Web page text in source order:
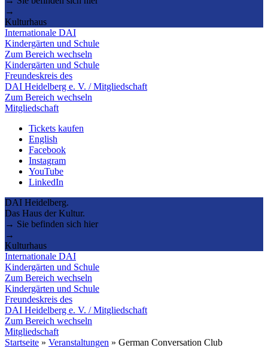
→
Kulturhaus
Internationale DAI
Kindergärten und Schule
Zum Bereich wechseln
Kindergärten und Schule
Freundeskreis des
DAI Heidelberg e. V. / Mitgliedschaft
Zum Bereich wechseln
Mitgliedschaft
Tickets kaufen
English
Facebook
Instagram
YouTube
LinkedIn
DAI Heidelberg.
Das Haus der Kultur.
→ Sie befinden sich hier
→
Kulturhaus
Internationale DAI
Kindergärten und Schule
Zum Bereich wechseln
Kindergärten und Schule
Freundeskreis des
DAI Heidelberg e. V. / Mitgliedschaft
Zum Bereich wechseln
Mitgliedschaft
Startseite » Veranstaltungen » German Conversation Club